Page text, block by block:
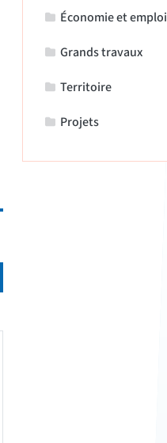
Économie et emploi
Grands travaux
Territoire
Projets